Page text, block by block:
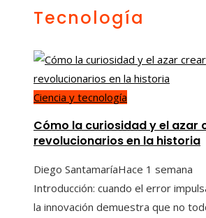
Tecnología
Ciencia y tecnología
Cómo la curiosidad y el azar
revolucionarios en la historia
Diego SantamaríaHace 1 semana
Introducción: cuando el error
la innovación demuestra que no